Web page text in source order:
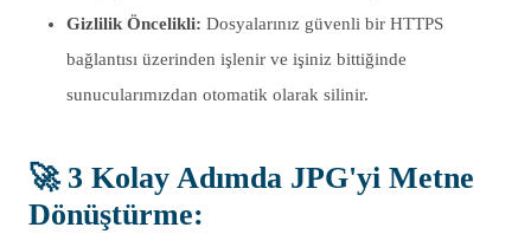
Gizlilik Öncelikli: Dosyalarınız güvenli bir HTTPS
bağlantısı üzerinden işlenir ve işiniz bittiğinde
sunucularımızdan otomatik olarak silinir.
🚀 3 Kolay Adımda JPG'yi Metne
Dönüştürme: